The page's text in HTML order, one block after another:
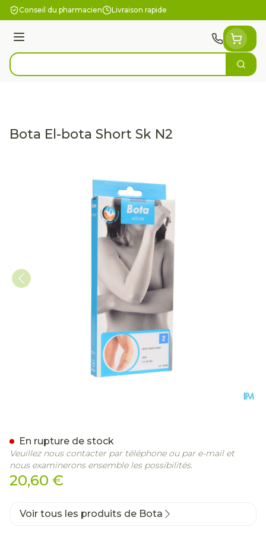
Aller au contenu
Conseil du pharmacien Livraison rapide
Menu
Rechercher
Bota El-bota Short Sk N2
20,60 €
En rupture de stock
Veuillez nous contacter par téléphone ou par e-mail et
nous examinerons ensemble les possibilités.
Voir tous les produits de Bota